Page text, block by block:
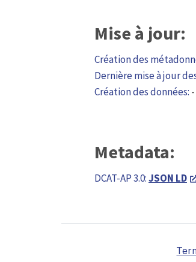
Mise à jour:
Création des
Dernière mise à jour
Création des données: -
Metadata:
DCAT-AP 3.0:JSON LD